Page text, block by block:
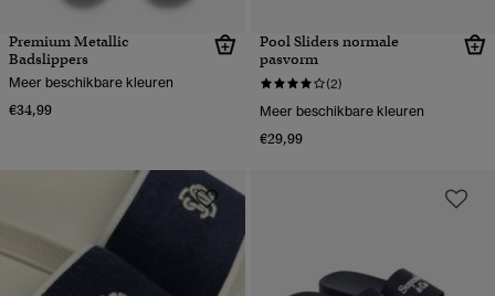
Premium Metallic
Badslippers
Meer beschikbare kleuren
€34,99
Pool Sliders normale
pasvorm
(2)
Meer beschikbare kleuren
€29,99